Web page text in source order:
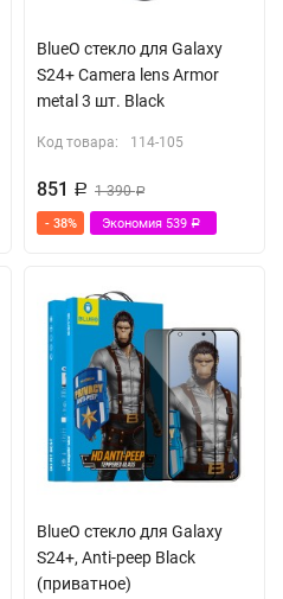
BlueO стекло для Galaxy
S24+ Camera lens Armor
metal 3 шт. Black
Код товара: 114-105
851 Р 1 390Р
- 38% Экономия 539 Р
BlueO стекло для Galaxy
S24+, Anti-peep Black
(приватное)